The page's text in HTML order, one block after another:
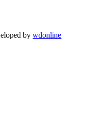
bywdonline